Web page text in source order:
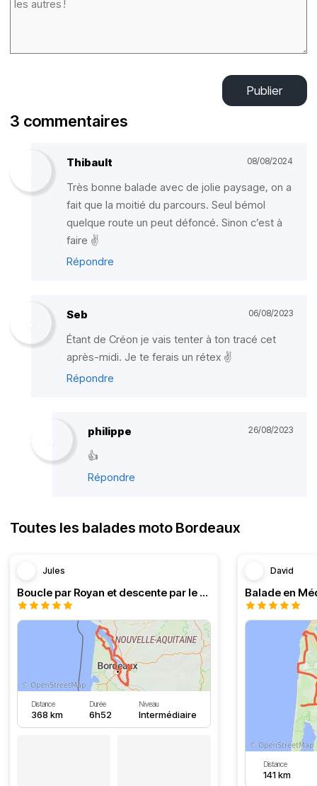
Publier
3 commentaires
Thibault 08/08/2024
Très bonne balade avec de jolie paysage, on a
fait que la moitié du parcours. Seul bémol
quelque route un peut défoncé. Sinon c’est à
faire ✌️
Répondre
Seb 06/08/2023
Étant de Créon je vais tenter à ton tracé cet
après-midi. Je te ferais un rétex ✌️
Répondre
philippe 26/08/2023
👍
Répondre
Toutes les balades moto Bordeaux
Jules
Boucle par Royan et descente par le Médoc
Distance
368 km
Durée
6h52
Niveau
Intermédiaire
David
Distance
141 km